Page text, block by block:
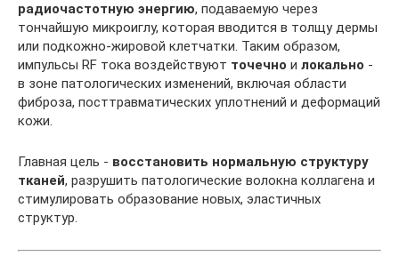
радиочастотную энергию, подаваемую через
тончайшую микроиглу, которая вводится в толщу дермы
или подкожно-жировой клетчатки. Таким образом,
импульсы RF тока воздействуют точечно и локально -
в зоне патологических изменений, включая области
фиброза, посттравматических уплотнений и деформаций
кожи.
Главная цель - восстановить нормальную структуру
тканей, разрушить патологические волокна коллагена и
стимулировать образование новых, эластичных
структур.